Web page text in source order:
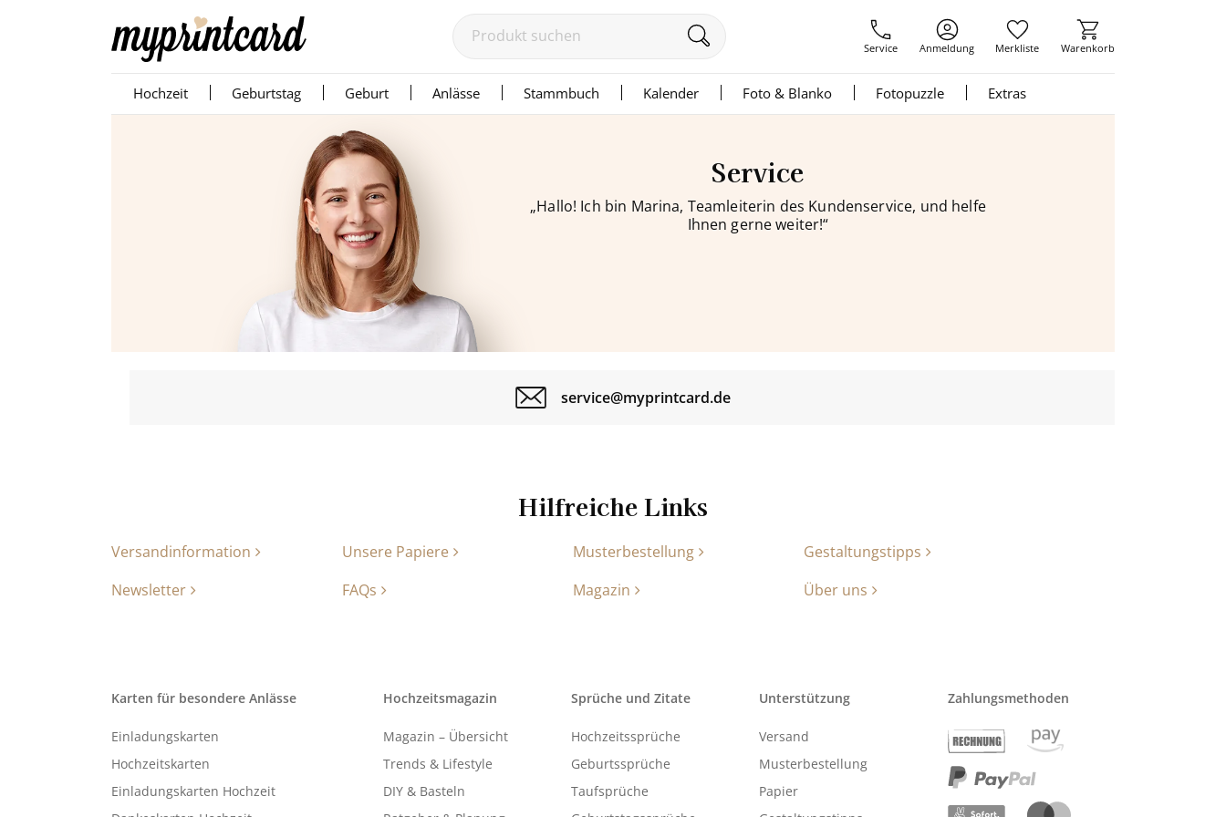
Service Anmeldung Merkliste Warenkorb
Hochzeit Geburtstag Geburt Anlässe Stammbuch Kalender Foto & Blanko Fotopuzzle Extras
Service
„Hallo! Ich bin Marina, Teamleiterin des Kundenservice, und helfe
Ihnen gerne weiter!“
service@myprintcard.de
Hilfreiche Links
Versandinformation Unsere Papiere Musterbestellung
Gestaltungstipps
Newsletter
FAQs Magazin Über uns
Karten für besondere Anlässe
Einladungskarten
Hochzeitskarten
Einladungskarten Hochzeit
Hochzeitsmagazin
Magazin – Übersicht
Trends & Lifestyle
DIY & Basteln
Sprüche und Zitate
Hochzeitssprüche
Geburtssprüche
Taufsprüche
Unterstützung
Versand
Musterbestellung
Papier
Zahlungsmethoden